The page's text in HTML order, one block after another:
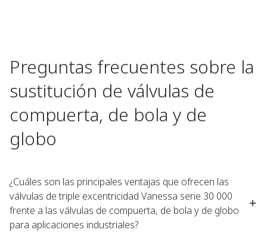
Preguntas frecuentes sobre la
sustitución de válvulas de
compuerta, de bola y de
globo
¿Cuáles son las principales ventajas que ofrecen las
válvulas de triple excentricidad Vanessa serie 30 000
frente a las válvulas de compuerta, de bola y de globo
para aplicaciones industriales?